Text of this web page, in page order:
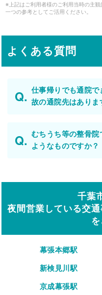
※上記はご利用者様のご利用当時の主観
一つの参考としてご活用ください。
よくある質問
仕事帰りでも通院
故の通院先はありま
むちうち等の整骨
ようなものですか？
千葉
夜間営業している交
幕張本郷駅
新検見川駅
京成幕張駅